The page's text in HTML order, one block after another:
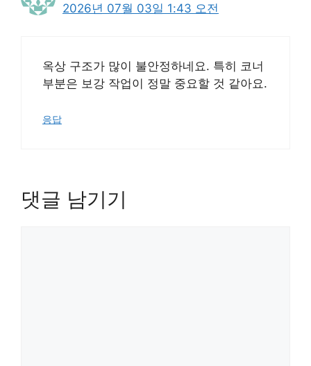
2026년 07월 03일 1:43 오전
옥상 구조가 많이 불안정하네요. 특히 코너
부분은 보강 작업이 정말 중요할 것 같아요.
응답
댓글 남기기